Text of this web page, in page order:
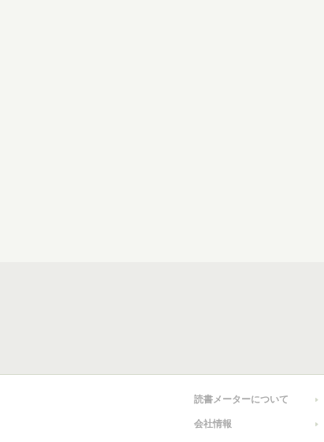
読書メーターについて
会社情報